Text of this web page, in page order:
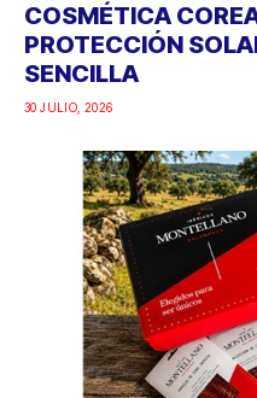
COSMÉTICA
PROTECCIÓN
SENCILLA
30 JULIO, 2026